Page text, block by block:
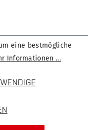
eine bestmögliche
Informationen ...